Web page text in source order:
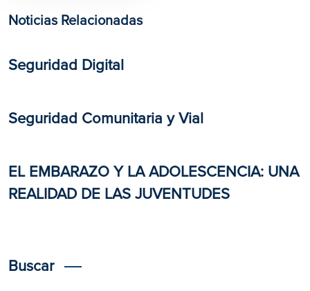
Noticias Relacionadas
​​Seguridad Digital
Seguridad Comunitaria y Vial
EL EMBARAZO Y LA ADOLESCENCIA: UNA
REALIDAD DE LAS JUVENTUDES
Buscar